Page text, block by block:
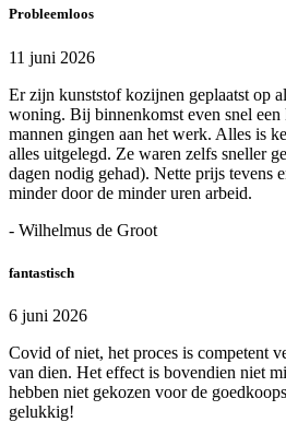
Probleemloos
11 juni 2026
Er zijn kunststof kozijnen geplaatst op
woning. Bij binnenkomst even snel
mannen gingen aan het werk. Alles is
alles uitgelegd. Ze waren zelfs sneller
dagen nodig gehad). Nette prijs tevens
minder door de minder uren arbeid.
- Wilhelmus de Groot
fantastisch
6 juni 2026
Covid of niet, het proces is competent
van dien. Het effect is bovendien niet
hebben niet gekozen voor de
gelukkig!